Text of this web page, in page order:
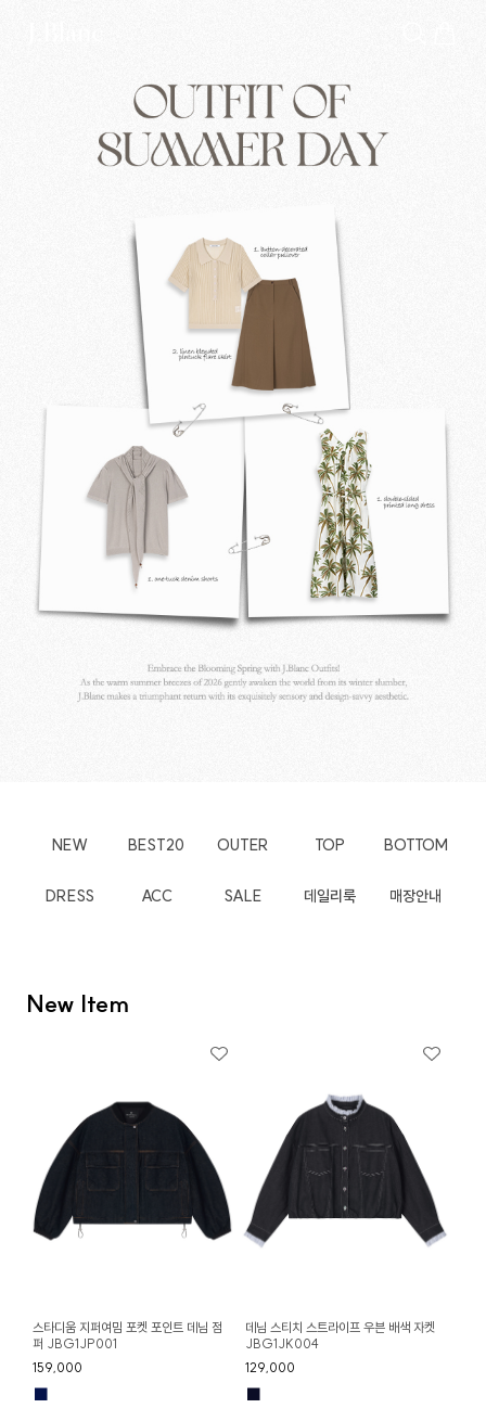
NEW BEST20 OUTER TOP BOTTOM
DRESS ACC SALE 데일리룩 매장안내
New Item
스타디움 지퍼여밈 포켓 포인트 데님 점
퍼 JBG1JP001
159,000
■
데님 스티치 스트라이프 우븐 배색 자켓
JBG1JK004
129,000
■